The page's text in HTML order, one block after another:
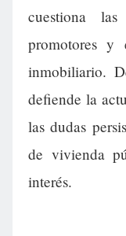
cuestiona
promotores y
inmobiliario.
defiende la
las dudas
de vivienda
interés.